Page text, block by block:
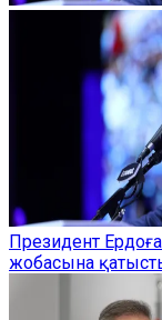
Президент
жобасына